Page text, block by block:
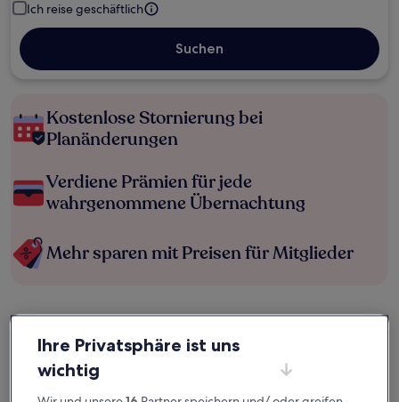
Ich reise geschäftlich
Suchen
Kostenlose Stornierung bei
Planänderungen
Verdiene Prämien für jede
wahrgenommene Übernachtung
Mehr sparen mit Preisen für Mitglieder
Überprüfe die Preise für diese Daten
6. Aug. - 7. Aug.
Morgen
7. Aug. - 8. Aug.
Ihre Privatsphäre ist uns
wichtig